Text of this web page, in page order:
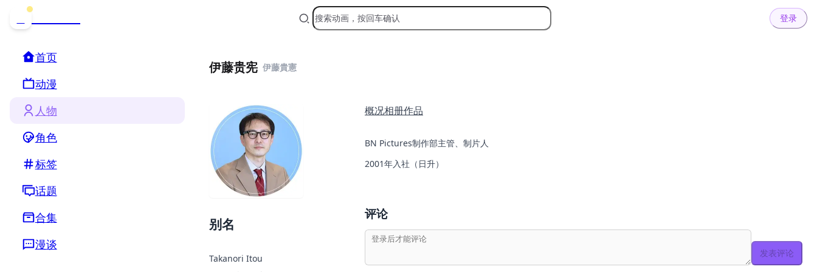
登录
首页
动漫
人物
角色
标签
话题
合集
漫谈
伊藤贵宪 伊藤貴憲
别名
Takanori Itou
概况相册作品
BN Pictures制作部主管、制片人
2001年入社（日升）
评论
发表评论